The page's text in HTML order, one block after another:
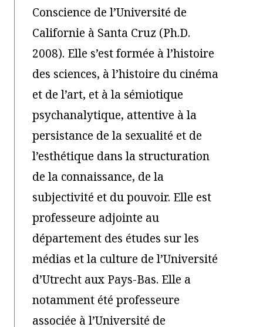
Conscience de l’Université de
Californie à Santa Cruz (Ph.D.
2008). Elle s’est formée à l’histoire
des sciences, à l’histoire du cinéma
et de l’art, et à la sémiotique
psychanalytique, attentive à la
persistance de la sexualité et de
l’esthétique dans la structuration
de la connaissance, de la
subjectivité et du pouvoir. Elle est
professeure adjointe au
département des études sur les
médias et la culture de l’Université
d’Utrecht aux Pays-Bas. Elle a
notamment été professeure
associée à l’Université de